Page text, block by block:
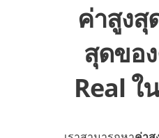
ค่าสูงสุ
สุดขอ
Real ใ